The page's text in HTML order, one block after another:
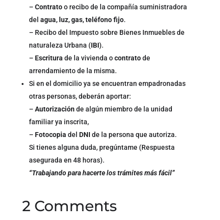
– Contratoo recibo de la compañía suministradora
del agua, luz, gas, teléfono fijo.
– Recibo del Impuesto sobre Bienes Inmuebles de
naturaleza Urbana (IBI).
– Escritura de la vivienda ocontratode
arrendamiento de la misma.
Si en el domicilio ya se encuentran empadronadas
otras personas, deberán aportar:
– Autorizaciónde algún miembro de la unidad
familiar ya inscrita,
– Fotocopia del DNI de la persona que autoriza.
Si tienes alguna duda, pregúntame (Respuesta
asegurada en 48 horas).
“Trabajando para hacerte los trámites más fácil”
2 Comments